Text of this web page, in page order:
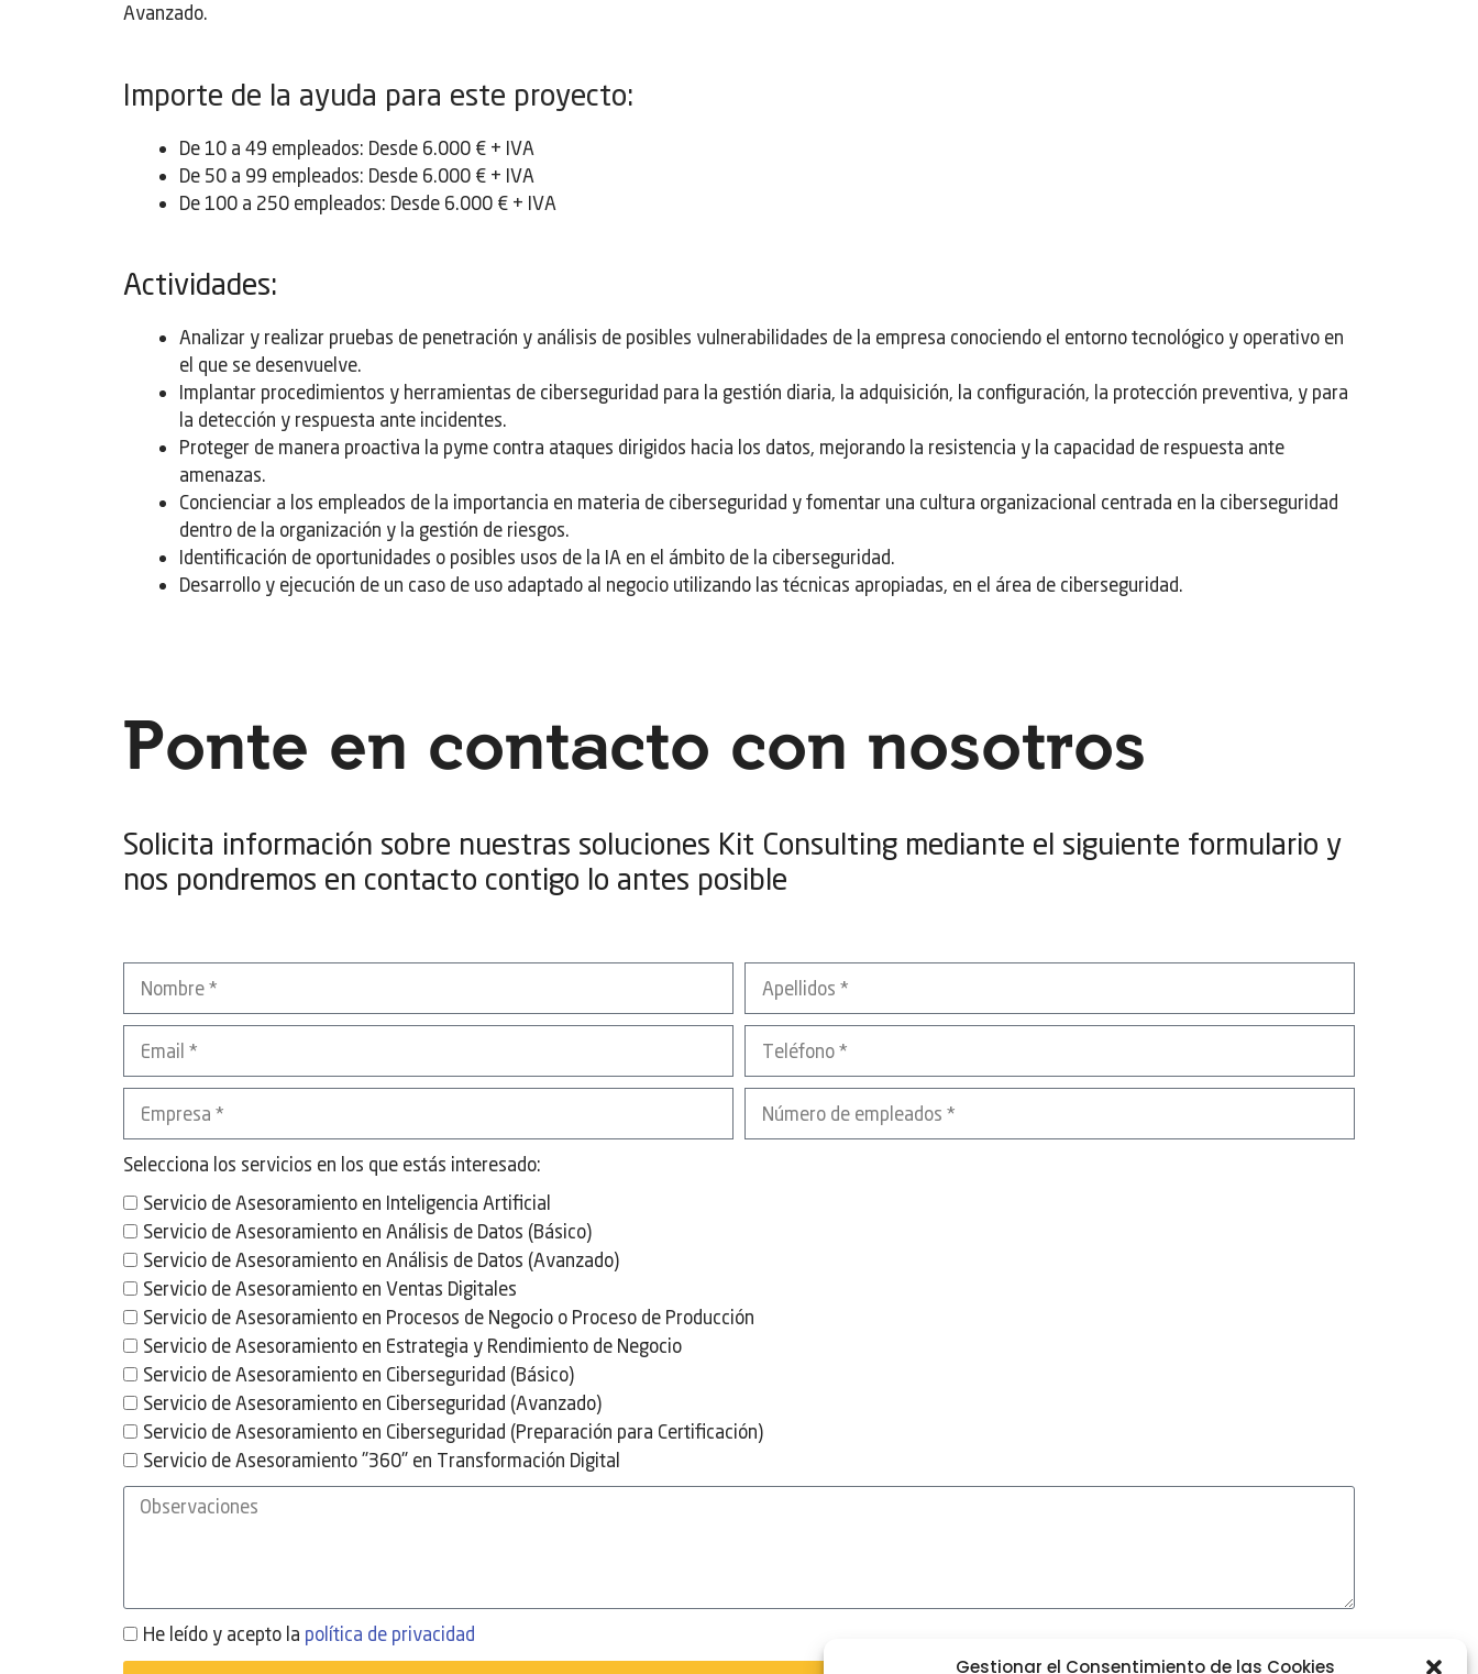
Gestionar el Consentimiento de las Cookies
Avanzado.
Importe de la ayuda para este proyecto:
De 10 a 49 empleados: Desde 6.000 € + IVA
De 50 a 99 empleados: Desde 6.000 € + IVA
De 100 a 250 empleados: Desde 6.000 € + IVA
Actividades:
Analizar y realizar pruebas de penetración y análisis de posibles vulnerabilidades de la empresa conociendo el entorno tecnológico y operativo en
el que se desenvuelve.
Implantar procedimientos y herramientas de ciberseguridad para la gestión diaria, la adquisición, la configuración, la protección preventiva, y para
la detección y respuesta ante incidentes.
Proteger de manera proactiva la pyme contra ataques dirigidos hacia los datos, mejorando la resistencia y la capacidad de respuesta ante
amenazas.
Concienciar a los empleados de la importancia en materia de ciberseguridad y fomentar una cultura organizacional centrada en la ciberseguridad
dentro de la organización y la gestión de riesgos.
Identificación de oportunidades o posibles usos de la IA en el ámbito de la ciberseguridad.
Desarrollo y ejecución de un caso de uso adaptado al negocio utilizando las técnicas apropiadas, en el área de ciberseguridad.
Ponte en contacto con nosotros
Solicita información sobre nuestras soluciones Kit Consulting mediante el siguiente formulario y
nos pondremos en contacto contigo lo antes posible
Selecciona los servicios en los que estás interesado:
Servicio de Asesoramiento en Inteligencia Artificial
Servicio de Asesoramiento en Análisis de Datos (Básico)
Servicio de Asesoramiento en Análisis de Datos (Avanzado)
Servicio de Asesoramiento en Ventas Digitales
Servicio de Asesoramiento en Procesos de Negocio o Proceso de Producción
Servicio de Asesoramiento en Estrategia y Rendimiento de Negocio
Servicio de Asesoramiento en Ciberseguridad (Básico)
Servicio de Asesoramiento en Ciberseguridad (Avanzado)
Servicio de Asesoramiento en Ciberseguridad (Preparación para Certificación)
Servicio de Asesoramiento "360" en Transformación Digital
He leído y acepto la política de privacidad